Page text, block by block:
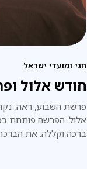
חגי ומועדי ישראל
חודש אלול
פרשת השבוע, ראה,
אלול. הפרשה פותחת
ברכה וקללה. את